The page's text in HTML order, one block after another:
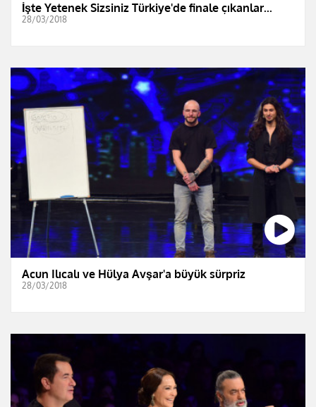
İşte Yetenek Sizsiniz Türkiye'de finale çıkanlar...
28/03/2018
Acun Ilıcalı ve Hülya Avşar'a büyük sürpriz
28/03/2018